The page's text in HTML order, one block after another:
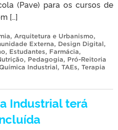
(Pave) para os cursos de
[…]
, Arquitetura e Urbanismo,
Externa, Design Digital,
, Estudantes, Farmácia,
, Pedagogia, Pró-Reitoria
Industrial, TAEs, Terapia
Industrial terá